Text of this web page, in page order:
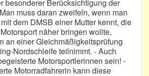
besonderer Berücksichtigung der
muss daran zweifeln, wenn man
dem DMSB einer Mutter kennt, die
näher bringen wollte,
an einer Gleichmäßigkeitsprüfung
Nordschleife teilnimmt. - Auch
Motorsportlerinnen sein! -
Motorradfahrerin kann diese